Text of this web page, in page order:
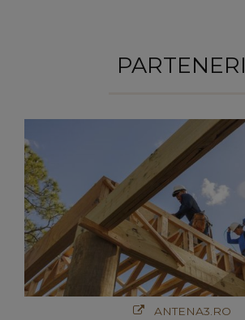
PARTENERI
ANTENA3.RO